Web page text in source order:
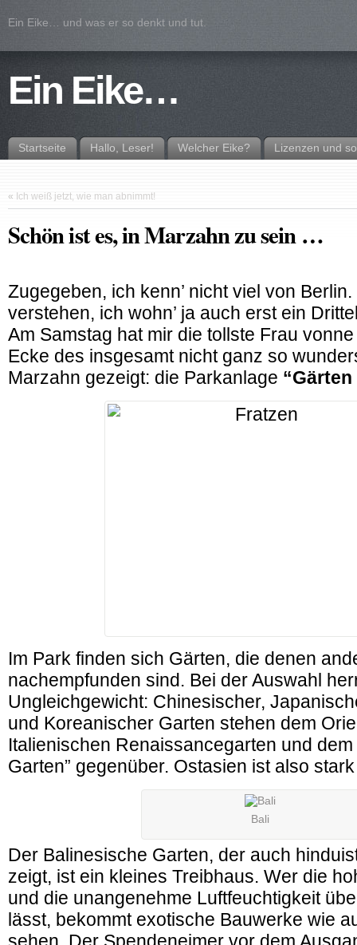
Ein Eike… und was er so denkt und tut.
Ein Eike…
Startseite Hallo, Leser! Welcher Eike? Lizenzen und so
« Ich weiß jetzt, wie man abnimmt!
Schön ist es, in Marzahn zu sein …
Zugegeben, ich kenn’ nicht viel von
verstehen, ich wohn’ ja auch erst ein
Am Samstag hat mir die tollste Frau
Ecke des insgesamt nicht ganz so
Marzahn gezeigt: die Parkanlage
Im Park finden sich Gärten, die denen
nachempfunden sind. Bei der Auswahl
Ungleichgewicht: Chinesischer,
und Koreanischer Garten stehen dem
Italienischen Renaissancegarten und dem
Garten” gegenüber. Ostasien ist also
Bali
Der Balinesische Garten, der auch
zeigt, ist ein kleines Treibhaus. Wer die
und die unangenehme Luftfeuchtigkeit
lässt, bekommt exotische Bauwerke wie
sehen. Der Spendeneimer vor dem